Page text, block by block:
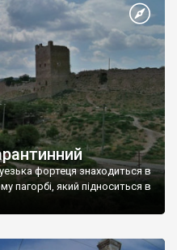
фортеця знаходиться в
пагорбі, який підноситься в